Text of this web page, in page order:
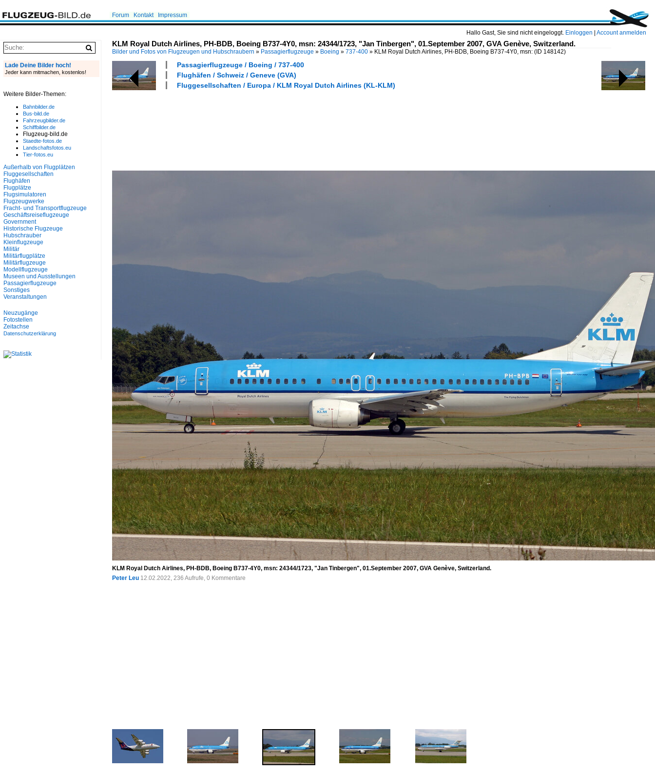
Hallo Gast, Sie sind nicht eingeloggt. Einloggen Account anmelden
Forum Kontakt Impressum
KLM Royal Dutch Airlines, PH-BDB, Boeing B737-4Y0, msn: 24344/1723, "Jan Tinbergen", 01.September 2007, GVA Genève, Switzerland.
Bilder und Fotos von Flugzeugen und Hubschraubern » Passagierflugzeuge » Boeing » 737-400 » KLM Royal Dutch Airlines, PH-BDB, Boeing B737-4Y0, msn: (ID 148142)
Passagierflugzeuge / Boeing / 737-400
Flughäfen / Schweiz / Geneve (GVA)
Fluggesellschaften / Europa / KLM Royal Dutch Airlines (KL-KLM)
KLM Royal Dutch Airlines, PH-BDB, Boeing B737-4Y0, msn: 24344/1723, "Jan Tinbergen", 01.September 2007, GVA Genève, Switzerland.
Peter Leu 12.02.2022, 236 Aufrufe, 0 Kommentare
Lade Deine Bilder hoch!
Jeder kann mitmachen, kostenlos!
Weitere Bilder-Themen:
Bahnbilder.de
Bus-bild.de
Fahrzeugbilder.de
Schiffbilder.de
Flugzeug-bild.de
Staedte-fotos.de
Landschaftsfotos.eu
Tier-fotos.eu
Außerhalb von Flugplätzen
Fluggesellschaften
Flughäfen
Flugplätze
Flugsimulatoren
Flugzeugwerke
Fracht- und Transportflugzeuge
Geschäftsreiseflugzeuge
Government
Historische Flugzeuge
Hubschrauber
Kleinflugzeuge
Militär
Militärflugplätze
Militärflugzeuge
Modellflugzeuge
Museen und Ausstellungen
Passagierflugzeuge
Sonstiges
Veranstaltungen
Neuzugänge
Fotostellen
Zeitachse
Datenschutzerklärung